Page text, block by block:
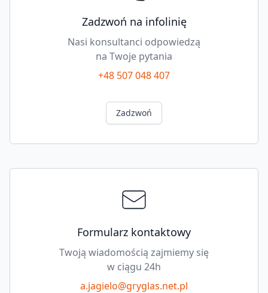
Zadzwoń na infolinię
Nasi konsultanci odpowiedzą
na Twoje pytania
+48 507 048 407
Zadzwoń
Formularz kontaktowy
Twoją wiadomością zajmiemy się
w ciągu 24h
a.jagielo@gryglas.net.pl